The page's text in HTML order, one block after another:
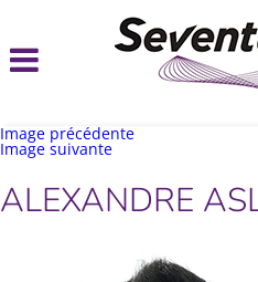
Image précédente
Image suivante
ALEXANDRE